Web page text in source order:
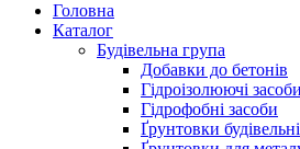
Головна
Каталог
Будівельна група
Добавки до бетонів
Гідроізолюючі засоби
Гідрофобні засоби
Ґрунтовки будівельні